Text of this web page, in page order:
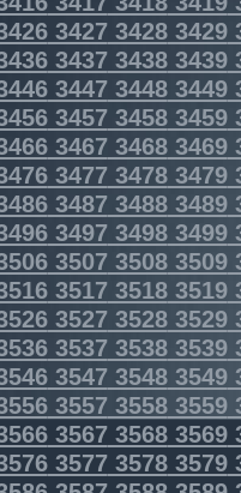
342734283429
343734383439
3447 34483449
3457 34583459
346734683469
3477 34783479
3487 34883489
3497 34983499
3507 35083509
3517 35183519
3527 35283529
3537 35383539
3547 35483549
3557 35583559
356735683569
357735783579